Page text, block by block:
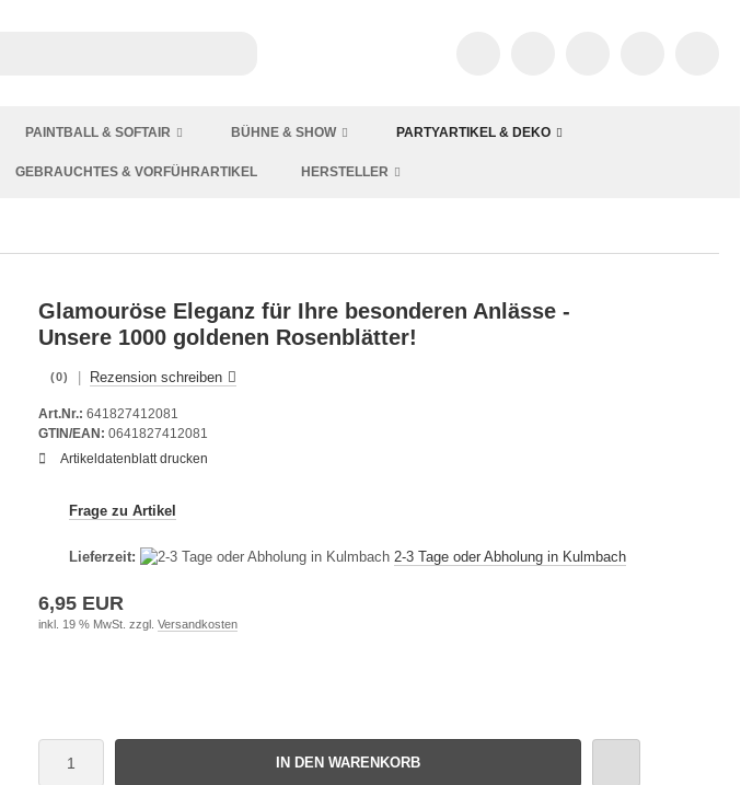
PAINTBALL & SOFTAIR BÜHNE & SHOW PARTYARTIKEL & DEKO
GEBRAUCHTES & VORFÜHRARTIKEL HERSTELLER
Glamouröse Eleganz für Ihre besonderen Anlässe -
Unsere 1000 goldenen Rosenblätter!
(0) Rezension schreiben
Art.Nr.: 641827412081
GTIN/EAN: 0641827412081
Artikeldatenblatt drucken
Frage zu Artikel
Lieferzeit: 2-3 Tage oder Abholung in Kulmbach
6,95 EUR
inkl. 19 % MwSt. zzgl. Versandkosten
IN DEN WARENKORB